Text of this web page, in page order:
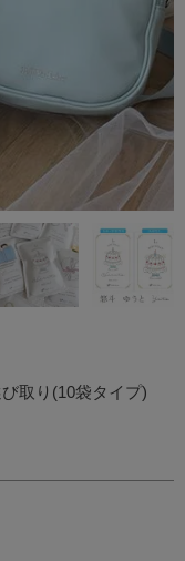
取り(10袋タイプ)